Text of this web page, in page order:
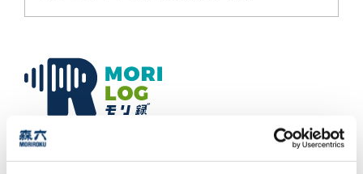
森六グループの『今』と未来を結びつける、